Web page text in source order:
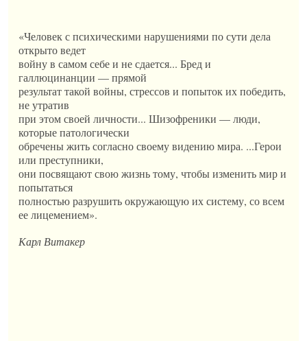
«Человек с психическими нарушениями по сути дела
открыто ведет
войну в самом себе и не сдается... Бред и
галлюцинанции — прямой
результат такой войны, стрессов и попыток их победить,
не утратив
при этом своей личности... Шизофреники — люди,
которые патологически
обречены жить согласно своему видению мира. ...Герои
или преступники,
они посвящают свою жизнь тому, чтобы изменить мир и
попытаться
полностью разрушить окружающую их систему, со всем
ее лицемением».
Карл Витакер